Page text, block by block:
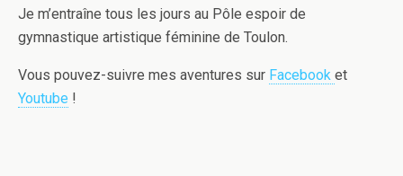
Je m’entraîne tous les jours au Pôle espoir de
gymnastique artistique féminine de Toulon.
Vous pouvez-suivre mes aventures sur Facebook et
Youtube !